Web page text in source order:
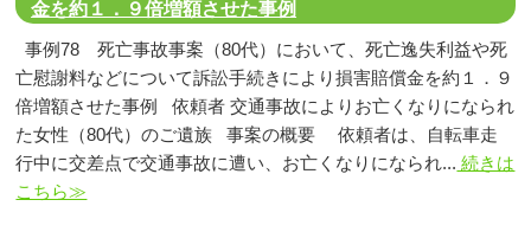
金を約１．９倍増額させた事例
事例78 死亡事故事案（80代）において、死亡逸失利益や死
亡慰謝料などについて訴訟手続きにより損害賠償金を約１．９
倍増額させた事例 依頼者 交通事故によりお亡くなりになられ
た女性（80代）のご遺族 事案の概要 依頼者は、自転車走
行中に交差点で交通事故に遭い、お亡くなりになられ... 続きは
こちら≫